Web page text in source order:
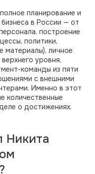
планирование и
в России — от
построение
политики,
личное
уровня,
команды из пяти
с внешними
Именно в этот
количественные
о достижениях.
Никита